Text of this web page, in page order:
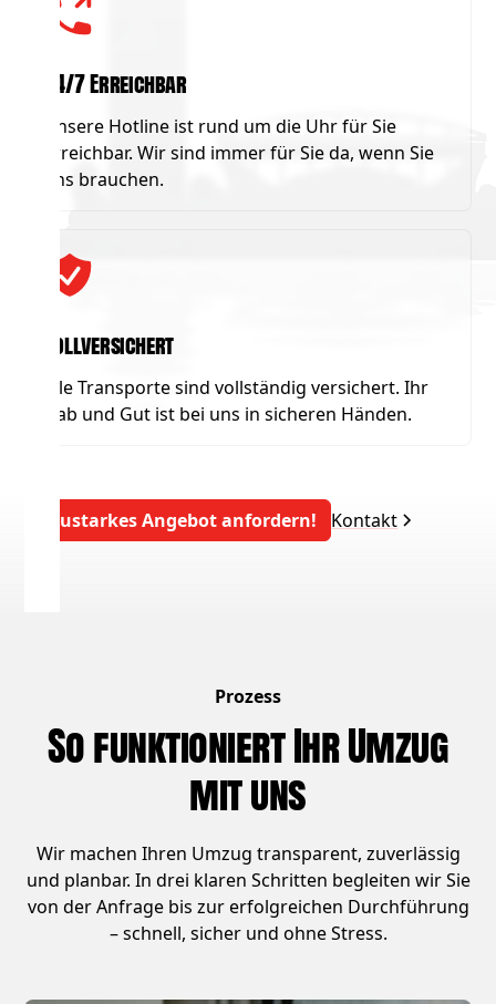
24/7 Erreichbar
Unsere Hotline ist rund um die Uhr für Sie
erreichbar. Wir sind immer für Sie da, wenn Sie
uns brauchen.
Vollversichert
Alle Transporte sind vollständig versichert. Ihr
Hab und Gut ist bei uns in sicheren Händen.
Saustarkes Angebot anfordern! Kontakt
Prozess
So funktioniert Ihr Umzug
mit uns
Wir machen Ihren Umzug transparent, zuverlässig
und planbar. In drei klaren Schritten begleiten wir Sie
von der Anfrage bis zur erfolgreichen Durchführung
– schnell, sicher und ohne Stress.